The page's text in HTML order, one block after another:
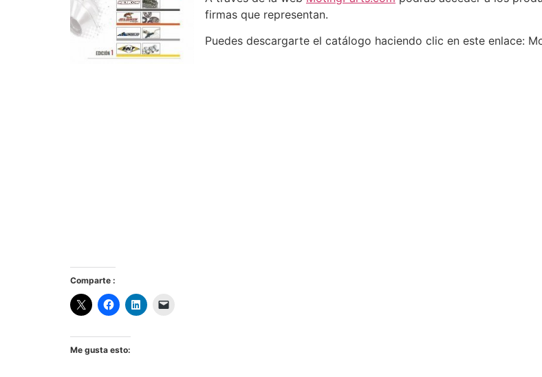
firmas que representan.
Puedes descargarte el catálogo haciendo clic en este enlace:
Comparte :
Me gusta esto: